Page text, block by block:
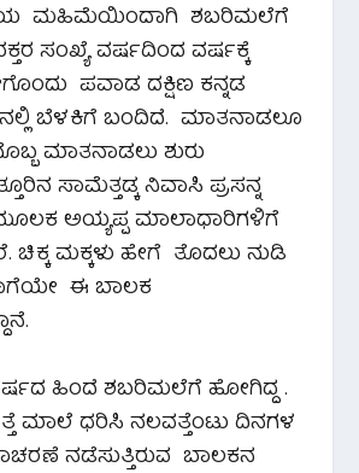
ಮಹಿಮೆಯಿಂದಾಗಿ ಶಬರಿಮಲೆಗೆ
ಸಂಖ್ಯೆ ವರ್ಷದಿಂದ ವರ್ಷಕ್ಕೆ
ಪವಾಡ ದಕ್ಷಿಣ ಕನ್ನಡ
ಬೆಳಕಿಗೆ ಬಂದಿದೆ. ಮಾತನಾಡಲೂ
ಮಾತನಾಡಲು ಶುರು
ಸಾಮೆತ್ತಡ್ಕ ನಿವಾಸಿ ಪ್ರಸನ್ನ
ಅಯ್ಯಪ್ಪ ಮಾಲಾಧಾರಿಗಳಿಗೆ
ಚಿಕ್ಕ ಮಕ್ಕಳು ಹೇಗೆ ತೊದಲು ನುಡಿ
ಈ ಬಾಲಕ
ಹಿಂದೆ ಶಬರಿಮಲೆಗೆ ಹೋಗಿದ್ದ .
ಮಾಲೆ ಧರಿಸಿ ನಲವತ್ತೆಂಟು ದಿನಗಳ
ನಡೆಸುತ್ತಿರುವ ಬಾಲಕನ